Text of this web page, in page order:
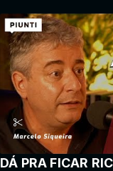
DÁ PRA FICAR